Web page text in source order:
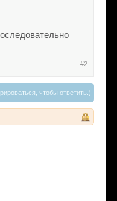
#2
чтобы ответить.)